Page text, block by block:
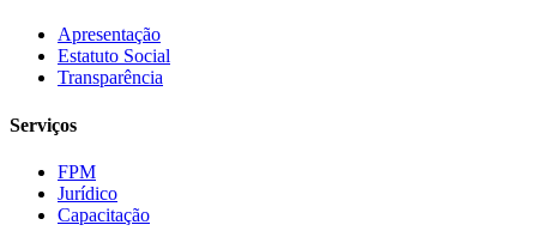
Apresentação
Estatuto Social
Transparência
Serviços
FPM
Jurídico
Capacitação